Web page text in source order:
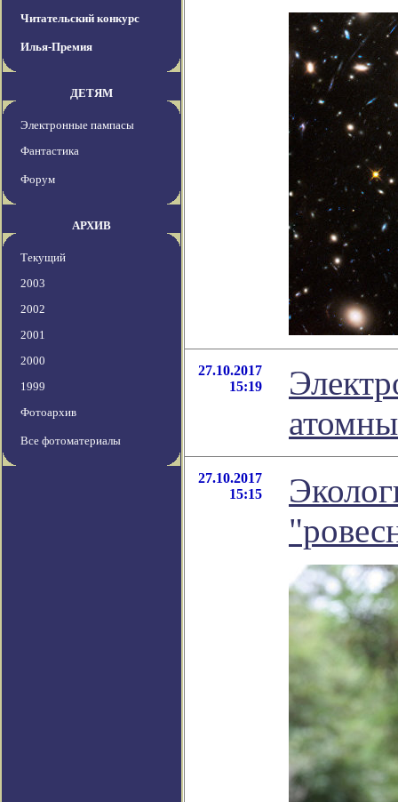
Читательский конкурс
Илья-Премия
ДЕТЯМ
Электронные пампасы
Фантастика
Форум
АРХИВ
Текущий
2003
2002
2001
2000
1999
Фотоархив
Все фотоматериалы
27.10.2017
15:19
27.10.2017
15:15